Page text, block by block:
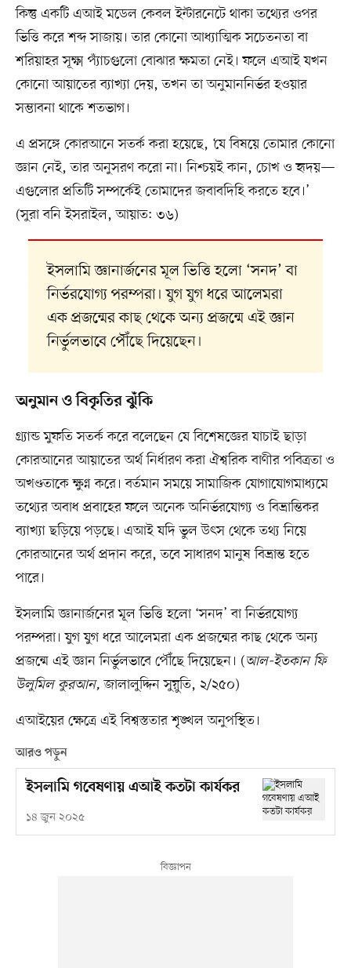
কিন্তু একটি এআই মডেল কেবল ইন্টারনেটে থাকা তথ্যের ওপর
ভিত্তি করে শব্দ সাজায়। তার কোনো আধ্যাত্মিক সচেতনতা বা
শরিয়াহর সূক্ষ্ম প্যাঁচগুলো বোঝার ক্ষমতা নেই। ফলে এআই যখন
কোনো আয়াতের ব্যাখ্যা দেয়, তখন তা অনুমাননির্ভর হওয়ার
সম্ভাবনা থাকে শতভাগ।
এ প্রসঙ্গে কোরআনে সতর্ক করা হয়েছে, ‘যে বিষয়ে তোমার কোনো
জ্ঞান নেই, তার অনুসরণ করো না। নিশ্চয়ই কান, চোখ ও হৃদয়—
এগুলোর প্রতিটি সম্পর্কেই তোমাদের জবাবদিহি করতে হবে।’
(সুরা বনি ইসরাইল, আয়াত: ৩৬)
ইসলামি জ্ঞানার্জনের মূল ভিত্তি হলো ‘সনদ’ বা
নির্ভরযোগ্য পরম্পরা। যুগ যুগ ধরে আলেমরা
এক প্রজন্মের কাছ থেকে অন্য প্রজন্মে এই জ্ঞান
নির্ভুলভাবে পৌঁছে দিয়েছেন।
অনুমান ও বিকৃতির ঝুঁকি
গ্র্যান্ড মুফতি সতর্ক করে বলেছেন যে বিশেষজ্ঞের যাচাই ছাড়া
কোরআনের আয়াতের অর্থ নির্ধারণ করা ঐশ্বরিক বাণীর পবিত্রতা ও
অখণ্ডতাকে ক্ষুণ্ন করে। বর্তমান সময়ে সামাজিক যোগাযোগমাধ্যমে
তথ্যের অবাধ প্রবাহের ফলে অনেক অনির্ভরযোগ্য ও বিভ্রান্তিকর
ব্যাখ্যা ছড়িয়ে পড়ছে। এআই যদি ভুল উৎস থেকে তথ্য নিয়ে
কোরআনের অর্থ প্রদান করে, তবে সাধারণ মানুষ বিভ্রান্ত হতে
পারে।
ইসলামি জ্ঞানার্জনের মূল ভিত্তি হলো ‘সনদ’ বা নির্ভরযোগ্য
পরম্পরা। যুগ যুগ ধরে আলেমরা এক প্রজন্মের কাছ থেকে অন্য
প্রজন্মে এই জ্ঞান নির্ভুলভাবে পৌঁছে দিয়েছেন। (আল-ইতকান ফি
উলুমিল কুরআন, জালালুদ্দিন সুয়ুতি, ২/২৫০)
এআইয়ের ক্ষেত্রে এই বিশ্বস্ততার শৃঙ্খল অনুপস্থিত।
আরও পড়ুন
ইসলামি গবেষণায় এআই কতটা কার্যকর
১৪ জুন ২০২৫